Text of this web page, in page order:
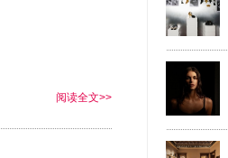
阅读全文>>